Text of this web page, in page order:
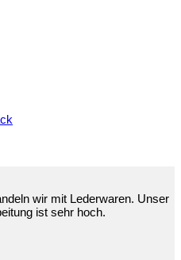
wir mit Lederwaren. Unser
ist sehr hoch.